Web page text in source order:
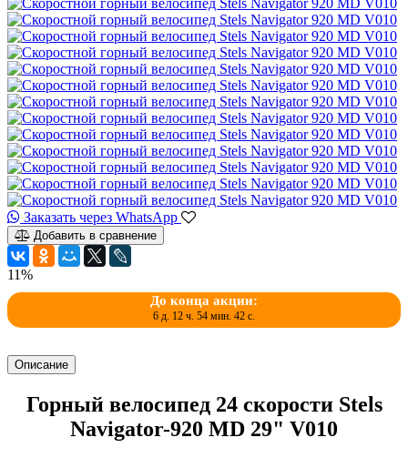
Заказать через WhatsApp
Добавить в сравнение
11%
До конца акции:
6 д. 12 ч. 54 мин. 42 с.
Описание
Горный велосипед 24 скорости Stels
Navigator-920 MD 29" V010